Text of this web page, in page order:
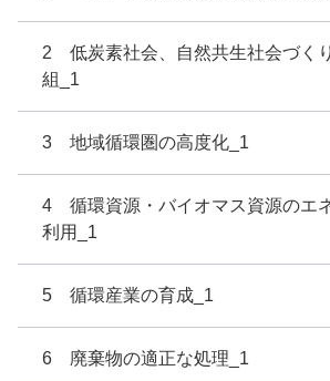
2 低炭素社会、自然共生社会づく
組_1
3 地域循環圏の高度化_1
4 循環資源・バイオマス資源のエ
利用_1
5 循環産業の育成_1
6 廃棄物の適正な処理_1